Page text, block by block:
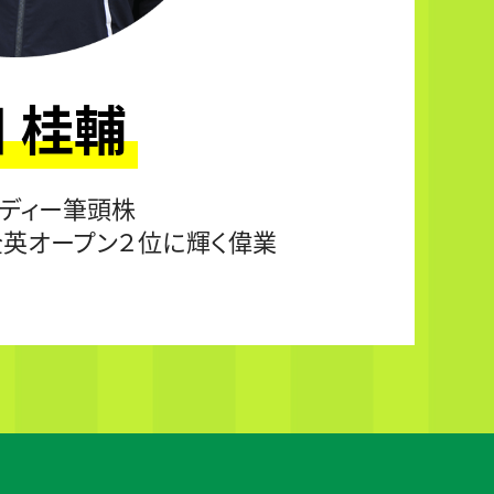
桂輔
ィー筆頭株
オープン２位に輝く偉業